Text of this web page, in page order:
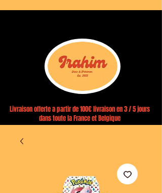
Livraison offerte a partir de 100€ livraison en 3 / 5 jours
dans toute la France et Belgique